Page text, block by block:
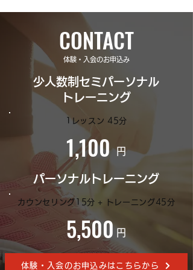
CONTACT
体験・入会のお申込み
少人数制セミパーソナル
トレーニング
1レッスン 45分
1,100 円
パーソナルトレーニング
カウンセリング15分 + トレーニング45分
5,500 円
体験・入会のお申込みはこちらから